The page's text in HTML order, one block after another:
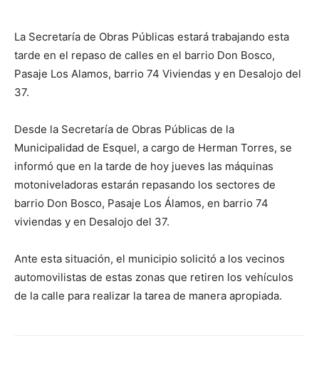
La Secretaría de Obras Públicas estará trabajando esta
tarde en el repaso de calles en el barrio Don Bosco,
Pasaje Los Alamos, barrio 74 Viviendas y en Desalojo del
37.
Desde la Secretaría de Obras Públicas de la
Municipalidad de Esquel, a cargo de Herman Torres, se
informó que en la tarde de hoy jueves las máquinas
motoniveladoras estarán repasando los sectores de
barrio Don Bosco, Pasaje Los Álamos, en barrio 74
viviendas y en Desalojo del 37.
Ante esta situación, el municipio solicitó a los vecinos
automovilistas de estas zonas que retiren los vehículos
de la calle para realizar la tarea de manera apropiada.